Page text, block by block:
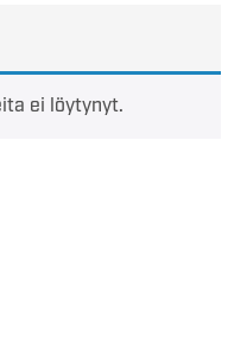
ei löytynyt.